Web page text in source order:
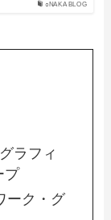
○NAKA BLOG
ラフィ
プ
ーク・グ